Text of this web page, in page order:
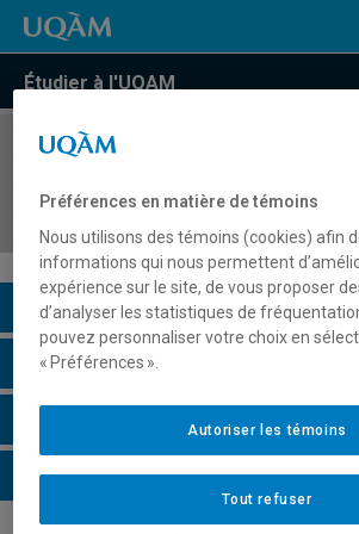
Étudier à l'UQAM
COURS//
technologies de l'information
Description du cours
Horaire - Été 2026
Horaire - Automne 2026
Horaire - Hiver 2027
Préférences en matière de témoins
Nous utilisons des témoins (cookies) afin
informations qui nous permettent
expérience sur le site, de vous proposer
d’analyser les statistiques de
pouvez personnaliser votre choix en
« Préférences ».
Tout refuser
Autoriser les témoins